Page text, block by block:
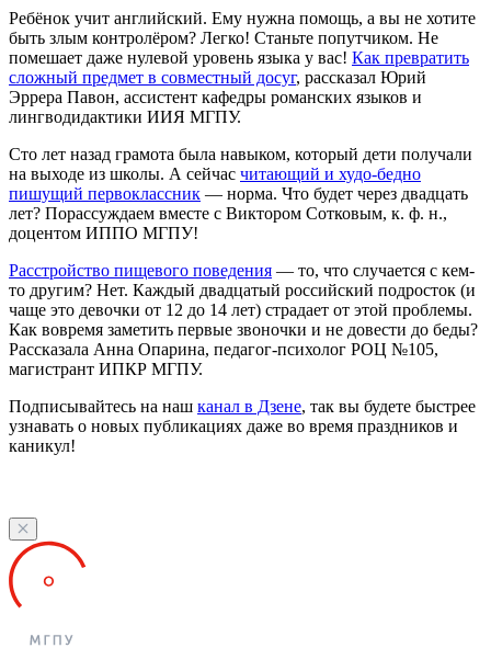
Ребёнок учит английский. Ему нужна помощь, а вы не хотите
быть злым контролёром? Легко! Станьте попутчиком. Не
помешает даже нулевой уровень языка у вас! Как превратить
сложный предмет в совместный досуг, рассказал Юрий
Эррера Павон, ассистент кафедры романских языков и
лингводидактики ИИЯ МГПУ.
Сто лет назад грамота была навыком, который дети получали
на выходе из школы. А сейчас читающий и худо-бедно
пишущий первоклассник — норма. Что будет через двадцать
лет? Порассуждаем вместе с Виктором Сотковым, к. ф. н.,
доцентом ИППО МГПУ!
Расстройство пищевого поведения — то, что случается с кем-
то другим? Нет. Каждый двадцатый российский подросток (и
чаще это девочки от 12 до 14 лет) страдает от этой проблемы.
Как вовремя заметить первые звоночки и не довести до беды?
Рассказала Анна Опарина, педагог-психолог РОЦ №105,
магистрант ИПКР МГПУ.
Подписывайтесь на наш канал в Дзене, так вы будете быстрее
узнавать о новых публикациях даже во время праздников и
каникул!